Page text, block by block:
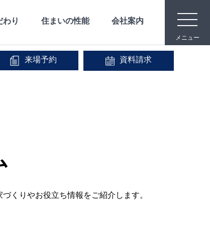
toggle
メニュー
わり
心な保証 宿泊体験
住まいの性能 会社案内
ィア映像 事業内容
来場予約 資料請求
くりやお役立ち情報をご紹介します。